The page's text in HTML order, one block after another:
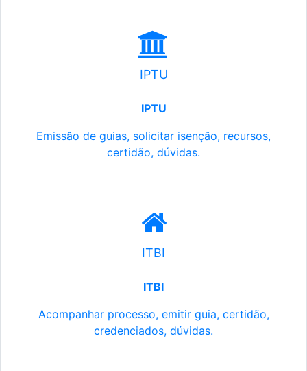
IPTU
IPTU
Emissão de guias, solicitar isenção, recursos,
certidão, dúvidas.
ITBI
ITBI
Acompanhar processo, emitir guia, certidão,
credenciados, dúvidas.